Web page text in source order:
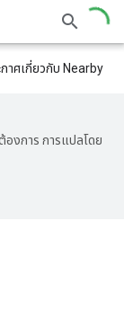
าศเกี่ยวกับ Nearby
องการ การแปลโดย